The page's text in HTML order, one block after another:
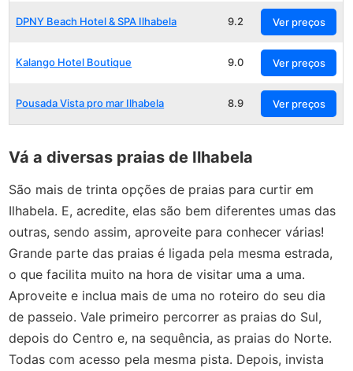
DPNY Beach Hotel & SPA Ilhabela 9.2 Ver preços
Kalango Hotel Boutique 9.0 Ver preços
Pousada Vista pro mar Ilhabela 8.9 Ver preços
Vá a diversas praias de Ilhabela
São mais de trinta opções de praias para curtir em
Ilhabela. E, acredite, elas são bem diferentes umas das
outras, sendo assim, aproveite para conhecer várias!
Grande parte das praias é ligada pela mesma estrada,
o que facilita muito na hora de visitar uma a uma.
Aproveite e inclua mais de uma no roteiro do seu dia
de passeio. Vale primeiro percorrer as praias do Sul,
depois do Centro e, na sequência, as praias do Norte.
Todas com acesso pela mesma pista. Depois, invista